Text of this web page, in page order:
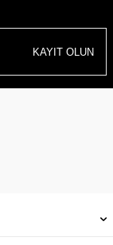
KAYIT OLUN